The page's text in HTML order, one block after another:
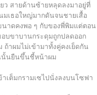
ว สายด้านซ้ายหลุดลงมาอยู่ที่
มเธอใหญ่มากดันจนชายเสื้อ
นาดคงพอ ๆ กับของพี่พิมแต่ตอน
บขาบานกระดุมถูกปลดออก
าผมไม่เข้ามาทั้งคู่คงเย็ดกัน
นั้นยืนขึ้นชี้หน้าผม
าเต็มกรามเซไปนั่งลงบนโซฟา